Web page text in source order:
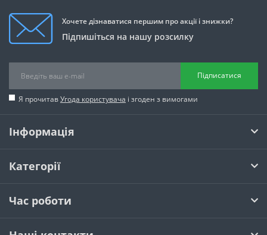
Хочете дізнаватися першим про акції і знижки?
Підпишіться на нашу розсилку
Підписатися
Я прочитавУгода користувача і згоден з вимогами
Інформація
Категорії
Час роботи